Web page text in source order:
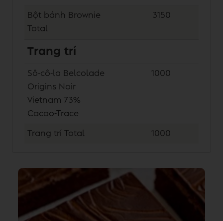
Bột bánh Brownie
Total
3150
Trang trí
Sô-cô-la Belcolade
Origins Noir
Vietnam 73%
Cacao-Trace
1000
Trang trí Total 1000